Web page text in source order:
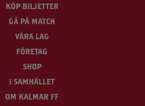
KÖP BILJETTER
GÅ PÅ MATCH
VÅRA LAG
FÖRETAG
SHOP
I SAMHÄLLET
OM KALMAR FF